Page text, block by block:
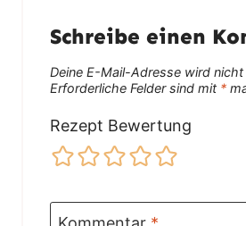
Schreibe einen
Deine E-Mail-Adresse wird
Erforderliche Felder sind mit *
Rezept Bewertung